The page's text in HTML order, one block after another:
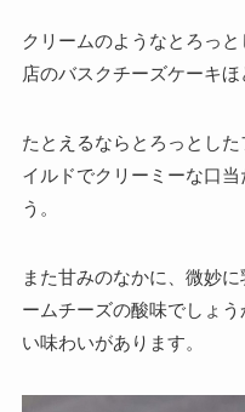
クリームのようなとろっ
店のバスクチーズケーキ
たとえるならとろっとし
イルドでクリーミーな口
う。
また甘みのなかに、微妙
ームチーズの酸味でしょ
い味わいがあります。